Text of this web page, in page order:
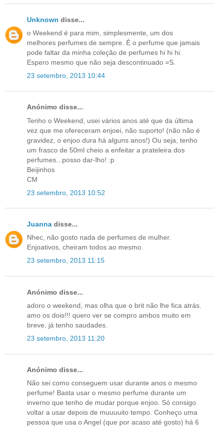
Unknown disse...
o Weekend é para mim, simplesmente, um dos
melhores perfumes de sempre. É o perfume que jamais
pode faltar da minha coleção de perfumes hi hi hi.
Espero mesmo que não seja descontinuado =S.
23 setembro, 2013 10:44
Anónimo disse...
Tenho o Weekend, usei vários anos até que da última
vez que me ofereceram enjoei, não suporto! (não não é
gravidez, o enjoo dura há alguns anos!) Ou seja, tenho
um frasco de 50ml cheio a enfeitar a prateleira dos
perfumes...posso dar-lho! :p
Beijinhos
CM
23 setembro, 2013 10:52
Juanna disse...
Nhec, não gosto nada de perfumes de mulher.
Enjoativos, cheiram todos ao mesmo.
23 setembro, 2013 11:15
Anónimo disse...
adoro o weekend, mas olha que o brit não lhe fica atrás.
amo os dois!!! quero ver se compro ambos muito em
breve, já tenho saudades.
23 setembro, 2013 11:20
Anónimo disse...
Não sei como conseguem usar durante anos o mesmo
perfume! Basta usar o mesmo perfume durante um
inverno que tenho de mudar porque enjoo. Só consigo
voltar a usar depois de muuuuito tempo. Conheço uma
pessoa que usa o Angel (que por acaso até gosto) há 6